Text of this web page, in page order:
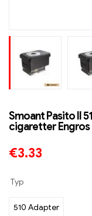
Smoant Pasito II
cigaretter
€3.33
Typ
510 Adapter